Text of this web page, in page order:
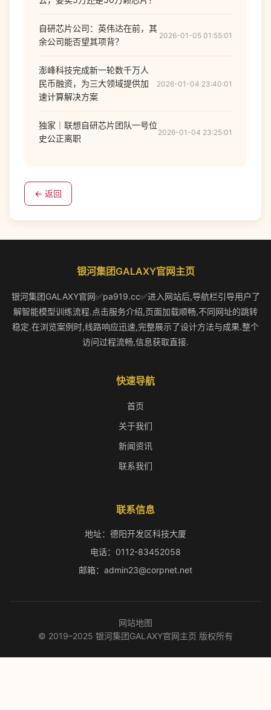
自研芯片公司：英伟达在前，其
余公司能否望其项背？
2026-01-05 01:55:01
澎峰科技完成新一轮数千万人
民币融资，为三大领域提供加
速计算解决方案
2026-01-04 23:40:01
独家｜联想自研芯片团队一号位
史公正离职
2026-01-04 23:25:01
← 返回
银河集团GALAXY官网主页
银河集团GALAXY官网✅pa919.cc✅进入网站后,导航栏引导用户了
解智能模型训练流程.点击服务介绍,页面加载顺畅,不同网址的跳转
稳定.在浏览案例时,线路响应迅速,完整展示了设计方法与成果.整个
访问过程流畅,信息获取直接.
快速导航
首页
关于我们
新闻资讯
联系我们
联系信息
地址：德阳开发区科技大厦
电话：0112-83452058
邮箱：admin23@corpnet.net
网站地图
© 2019–2025 银河集团GALAXY官网主页 版权所有